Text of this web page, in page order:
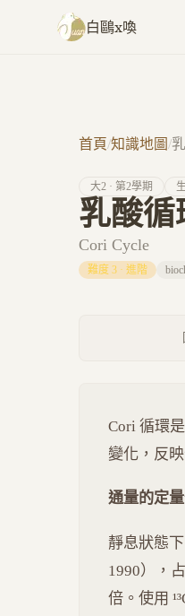
跳至主要內容
白鷗x喚
首頁/知識地圖/
大2 · 第2學期
乳酸循
Cori Cycle
難度 3 · 進階
Cori 循環
變化，反
通量的定
靜息狀態
1990），
倍。使用